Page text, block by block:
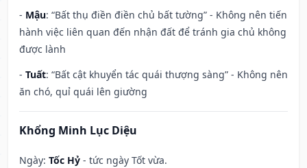
- Mậu: “Bất thụ điền điền chủ bất tường” - Không nên tiến
hành việc liên quan đến nhận đất để tránh gia chủ không
được lành
- Tuất: “Bất cật khuyển tác quái thượng sàng” - Không nên
ăn chó, quỉ quái lên giường
Khổng Minh Lục Diệu
Ngày: Tốc Hỷ - tức ngày Tốt vừa.